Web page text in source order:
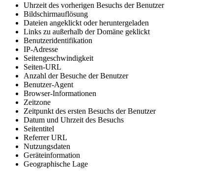
Uhrzeit des vorherigen Besuchs der Benutzer
Bildschirmauflösung
Dateien angeklickt oder heruntergeladen
Links zu außerhalb der Domäne geklickt
Benutzeridentifikation
IP-Adresse
Seitengeschwindigkeit
Seiten-URL
Anzahl der Besuche der Benutzer
Benutzer-Agent
Browser-Informationen
Zeitzone
Zeitpunkt des ersten Besuchs der Benutzer
Datum und Uhrzeit des Besuchs
Seitentitel
Referrer URL
Nutzungsdaten
Geräteinformation
Geographische Lage